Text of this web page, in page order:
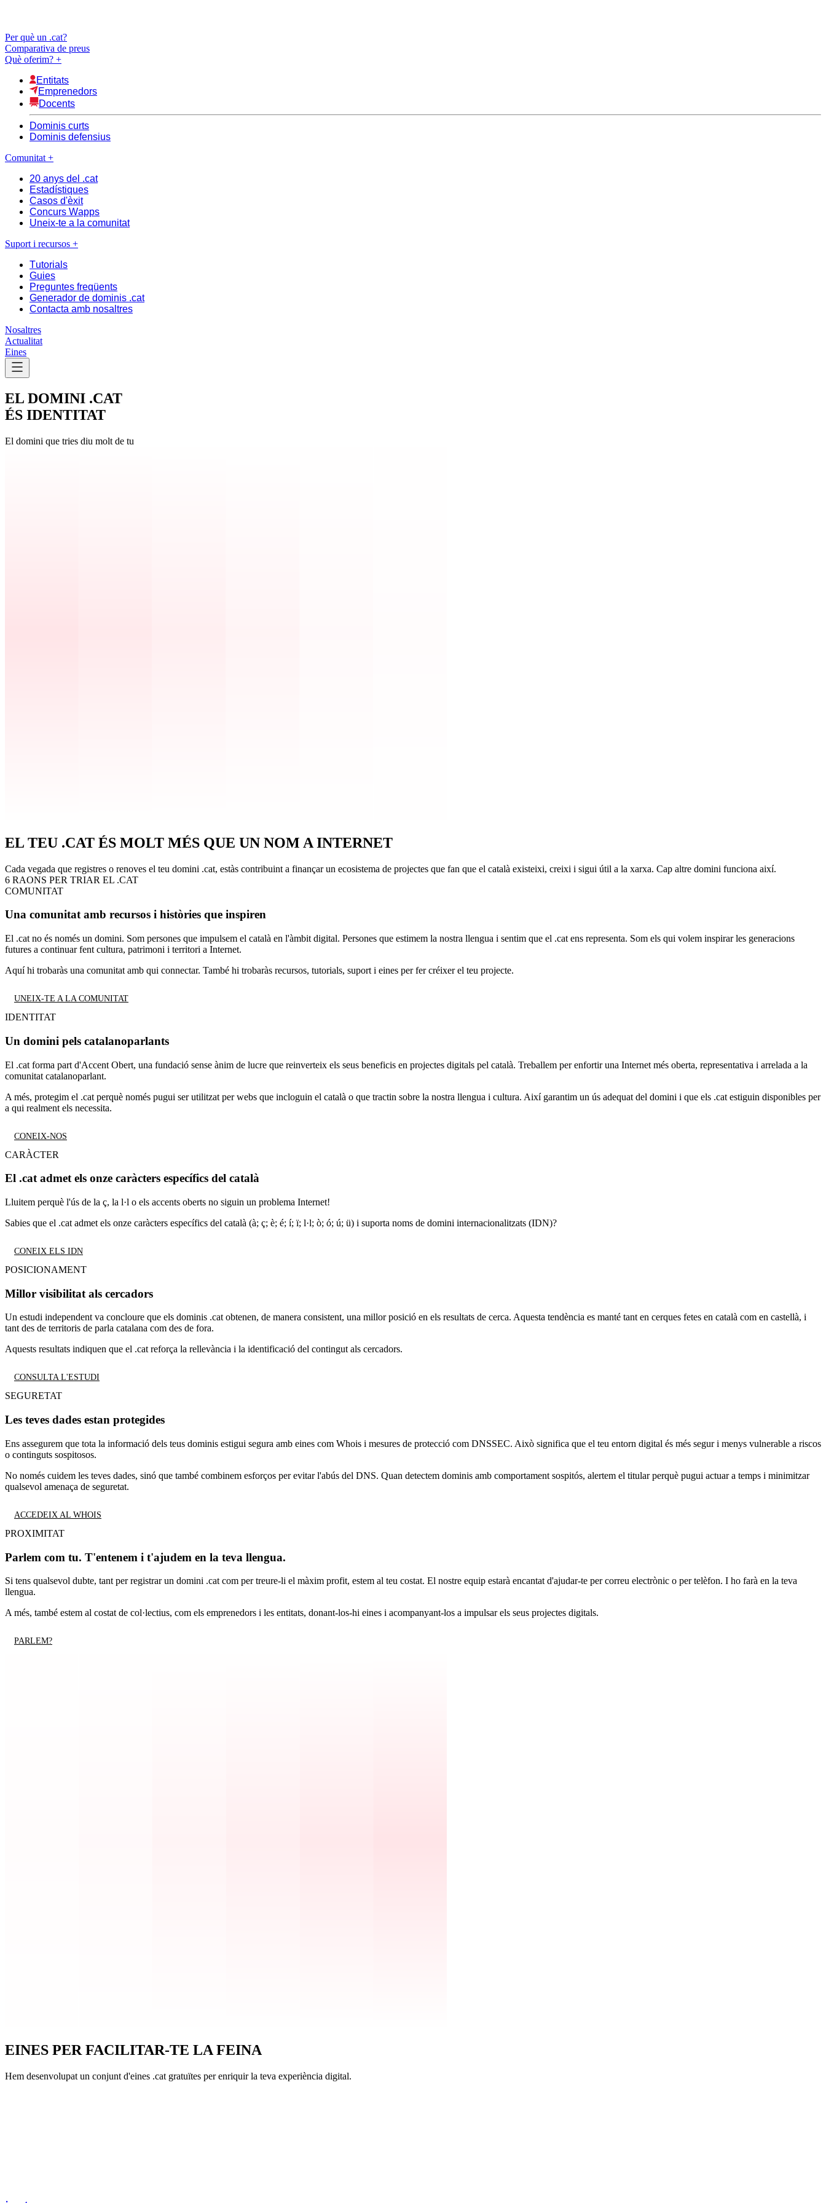
Per què un .cat?
Comparativa de preus
Què oferim? +
Entitats
Emprenedors
Docents
Dominis curts
Dominis defensius
Comunitat +
20 anys del .cat
Estadístiques
Casos d'èxit
Concurs Wapps
Uneix-te a la comunitat
Suport i recursos +
Tutorials
Guies
Preguntes freqüents
Generador de dominis .cat
Contacta amb nosaltres
Nosaltres
Actualitat
Eines
EL DOMINI .CAT
ÉS IDENTITAT
El domini que tries diu molt de tu
EL TEU .CAT ÉS MOLT MÉS QUE UN NOM A INTERNET
Cada vegada que registres o renoves el teu domini .cat, estàs contribuint a finançar un ecosistema de projectes que fan que el català existeixi, creixi i sigui útil a la xarxa. Cap altre domini funciona així.
6 RAONS PER TRIAR EL .CAT
COMUNITAT
Una comunitat amb recursos i històries que inspiren
El .cat no és només un domini. Som persones que impulsem el català en l'àmbit digital. Persones que estimem la nostra llengua i sentim que el .cat ens representa. Som els qui volem inspirar les generacions
futures a continuar fent cultura, patrimoni i territori a Internet.
Aquí hi trobaràs una comunitat amb qui connectar. També hi trobaràs recursos, tutorials, suport i eines per fer créixer el teu projecte.
UNEIX-TE A LA COMUNITAT
IDENTITAT
Un domini pels catalanoparlants
El .cat forma part d'Accent Obert, una fundació sense ànim de lucre que reinverteix els seus beneficis en projectes digitals pel català. Treballem per enfortir una Internet més oberta, representativa i arrelada a la
comunitat catalanoparlant.
A més, protegim el .cat perquè només pugui ser utilitzat per webs que incloguin el català o que tractin sobre la nostra llengua i cultura. Així garantim un ús adequat del domini i que els .cat estiguin disponibles per
a qui realment els necessita.
CONEIX-NOS
CARÀCTER
El .cat admet els onze caràcters específics del català
Lluitem perquè l'ús de la ç, la l·l o els accents oberts no siguin un problema Internet!
Sabies que el .cat admet els onze caràcters específics del català (à; ç; è; é; í; ï; l·l; ò; ó; ú; ü) i suporta noms de domini internacionalitzats (IDN)?
CONEIX ELS IDN
POSICIONAMENT
Millor visibilitat als cercadors
Un estudi independent va concloure que els dominis .cat obtenen, de manera consistent, una millor posició en els resultats de cerca. Aquesta tendència es manté tant en cerques fetes en català com en castellà, i
tant des de territoris de parla catalana com des de fora.
Aquests resultats indiquen que el .cat reforça la rellevància i la identificació del contingut als cercadors.
CONSULTA L'ESTUDI
SEGURETAT
Les teves dades estan protegides
Ens assegurem que tota la informació dels teus dominis estigui segura amb eines com Whois i mesures de protecció com DNSSEC. Això significa que el teu entorn digital és més segur i menys vulnerable a riscos
o continguts sospitosos.
No només cuidem les teves dades, sinó que també combinem esforços per evitar l'abús del DNS. Quan detectem dominis amb comportament sospitós, alertem el titular perquè pugui actuar a temps i minimitzar
qualsevol amenaça de seguretat.
ACCEDEIX AL WHOIS
PROXIMITAT
Parlem com tu. T'entenem i t'ajudem en la teva llengua.
Si tens qualsevol dubte, tant per registrar un domini .cat com per treure-li el màxim profit, estem al teu costat. El nostre equip estarà encantat d'ajudar-te per correu electrònic o per telèfon. I ho farà en la teva
llengua.
A més, també estem al costat de col·lectius, com els emprenedors i les entitats, donant-los-hi eines i acompanyant-los a impulsar els seus projectes digitals.
PARLEM?
EINES PER FACILITAR-TE LA FEINA
Hem desenvolupat un conjunt d'eines .cat gratuïtes per enriquir la teva experiència digital.